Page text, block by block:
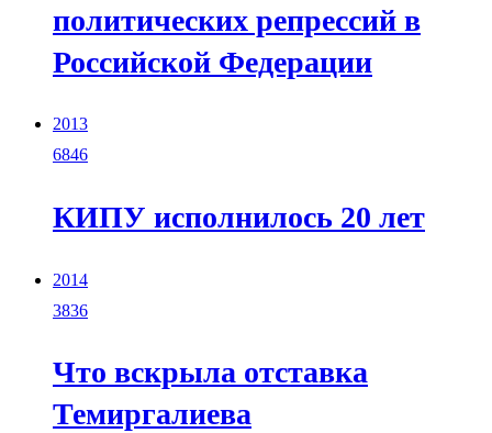
политических репрессий в
Российской Федерации
2013
6846
КИПУ исполнилось 20 лет
2014
3836
Что вскрыла отставка
Темиргалиева